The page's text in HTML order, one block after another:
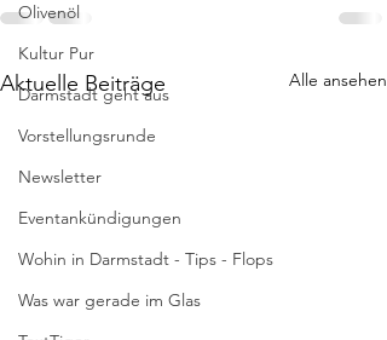
Olivenöl
Kultur Pur
Darmstadt geht aus
Vorstellungsrunde
Newsletter
Eventankündigungen
Wohin in Darmstadt - Tips - Flops
Was war gerade im Glas
Aktuelle Beiträge Alle ansehen